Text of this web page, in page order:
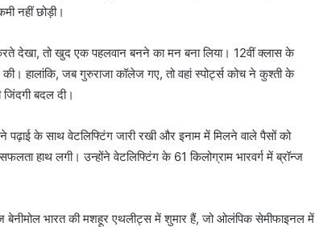
नहीं छोड़ी।
देखा, तो खुद एक पहलवान बनने का मन बना लिया। 12वीं क्लास के
हालांकि, जब गुरुराजा कॉलेज गए, तो वहां स्पोर्ट्स कोच ने कुश्ती के
बदल दी।
के साथ वेटलिफ्टिंग जारी रखी और इनाम में मिलने वाले पैसों को
हाथ लगी। उन्होंने वेटलिफ्टिंग के 61 किलोग्राम भारवर्ग में ब्रॉन्ज
भारत की मशहूर एथलीट्स में शुमार हैं, जो ओलंपिक सेमीफाइनल में